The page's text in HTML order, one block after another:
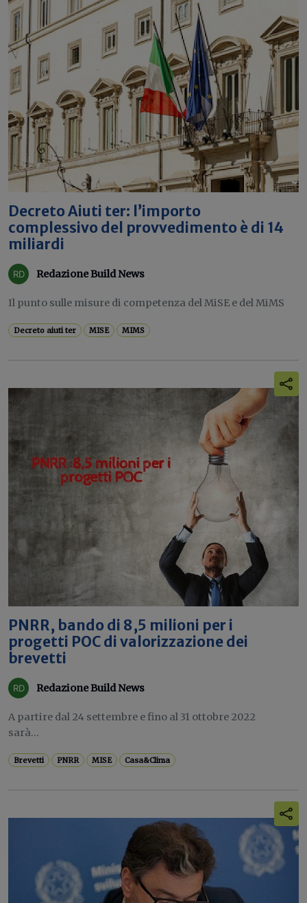
Decreto Aiuti ter: l’importo
complessivo del provvedimento è di 14
miliardi
Redazione Build News
Il punto sulle misure di competenza del MiSE e del MiMS
Decreto aiuti ter MISE MIMS
PNRR, bando di 8,5 milioni per i
progetti POC di valorizzazione dei
brevetti
Redazione Build News
A partire dal 24 settembre e fino al 31 ottobre 2022
sarà...
Brevetti PNRR MISE Casa&Clima